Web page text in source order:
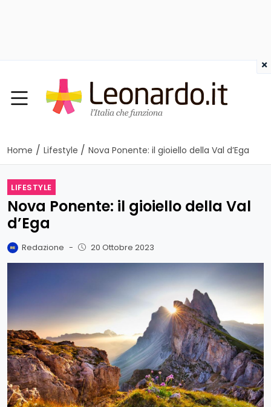
Home / Lifestyle / Nova Ponente: il gioiello della Val d’Ega
LIFESTYLE
Nova Ponente: il gioiello della Val
d’Ega
Redazione - 20 Ottobre 2023
×